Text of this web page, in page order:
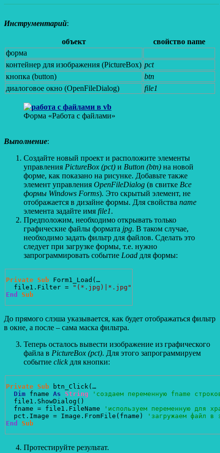
Инструментарий:
объект
свойство name
форма
контейнер для изображения (PictureBox) pct
кнопка (button)
btn
диалоговое окно (OpenFileDialog)
file1
Форма «Работа с файлами»
Выполнение:
Создайте новый проект и расположите элементы
управления PictureBox (pct) и Button (btn) на новой
форме, как показано на рисунке. Добавьте также
элемент управления OpenFileDialog (в свитке Все
формы Windows Forms). Это скрытый элемент, не
отображается в дизайне формы. Для свойства name
элемента задайте имя file1.
Предположим, необходимо открывать только
графические файлы формата jpg. В таком случае,
необходимо задать фильтр для файлов. Сделать это
следует при загрузке формы, т.е. нужно
запрограммировать событие Load для формы:
Private Sub Form1_Load(…
  file1.Filter =
"(*.jpg)|*.jpg"
End
Sub
До прямого слэша указывается, как будет отображаться фильтр
в окне, а после – сама маска фильтра.
Теперь осталось вывести изображение из графического
файла в PictureBox (pct). Для этого запрограммируем
событие click для кнопки:
Private Sub btn_Click(…
Dim fname As String
'создаем переменную fname
  file1.ShowDialog()
  fname = file1.FileName
'используем переменную для
  pct.Image = Image.FromFile(fname)
'загружаем файл в
End
Sub
Протестируйте результат.